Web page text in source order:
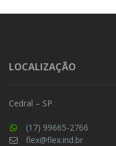
LOCALIZAÇÃO
Cedral – SP
(17) 99665-2766
flex@flex.ind.br